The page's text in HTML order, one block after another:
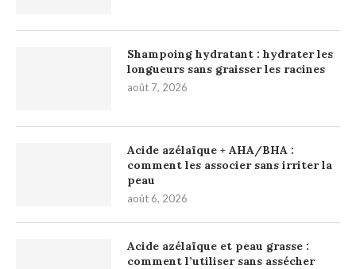
Shampoing hydratant : hydrater les
longueurs sans graisser les racines
août 7, 2026
Acide azélaïque + AHA/BHA :
comment les associer sans irriter la
peau
août 6, 2026
Acide azélaïque et peau grasse :
comment l’utiliser sans assécher